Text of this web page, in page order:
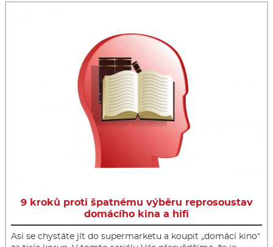
9 kroků proti špatnému výběru reprosoustav
domácího kina a hifi
Asi se chystáte jít do supermarketu a koupit „domácí kino“